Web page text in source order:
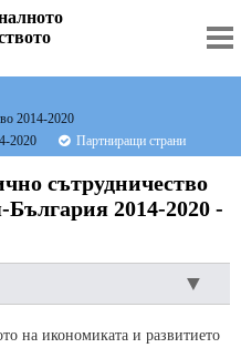
2014-2020
2020
Партниращи страни
сътрудничество
2014-2020 -
на икономиката и развитието